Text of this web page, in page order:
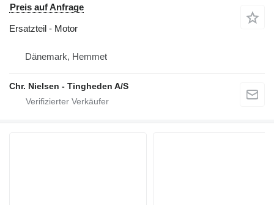
Preis auf Anfrage
Ersatzteil - Motor
Dänemark, Hemmet
Chr. Nielsen - Tingheden A/S